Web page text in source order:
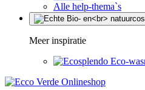
Alle help-thema`s
Meer inspiratie
Eco-